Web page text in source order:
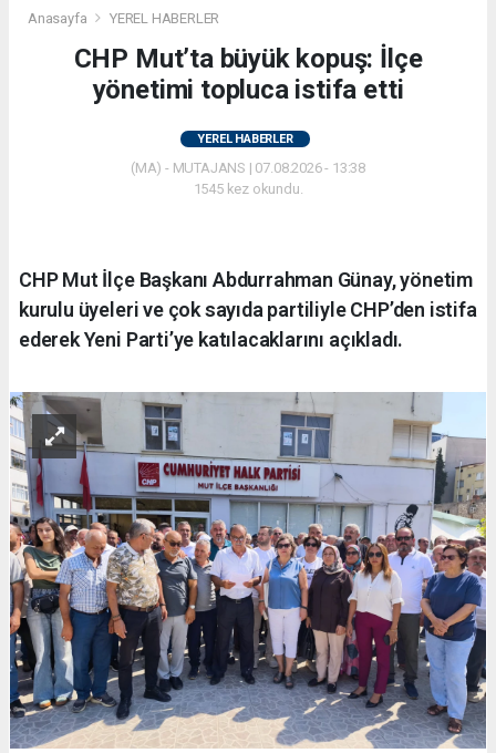
Anasayfa YEREL HABERLER
CHP Mut’ta büyük kopuş: İlçe
yönetimi topluca istifa etti
YEREL HABERLER
(MA) - MUTAJANS | 07.08.2026 - 13:38
1545 kez okundu.
CHP Mut İlçe Başkanı Abdurrahman Günay, yönetim
kurulu üyeleri ve çok sayıda partiliyle CHP’den istifa
ederek Yeni Parti’ye katılacaklarını açıkladı.